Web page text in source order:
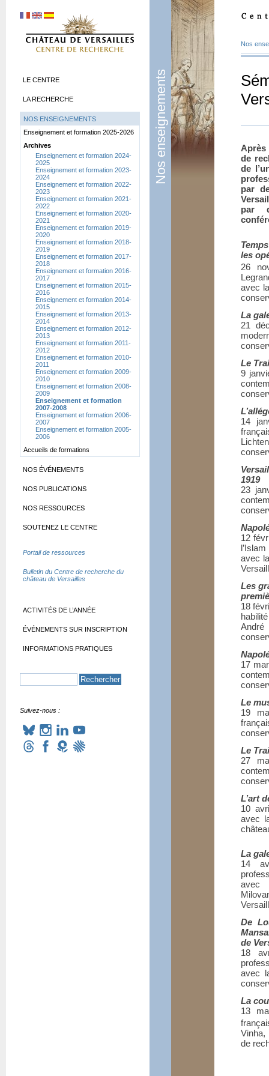
Nos enseignements
Nos
Après
de
de
par
par
les
26
avec
La
21
Le
9
14
1919
23
12
avec
Les
18
17
Le
19
Le
27
L’art
10
avec
La
14
avec
De
de
18
avec
La
13
Vinha,
de
LE CENTRE
LA RECHERCHE
NOS ENSEIGNEMENTS
Enseignement et formation 2025-2026
Archives
Enseignement et formation 2024-
2025
Enseignement et formation 2023-
2024
Enseignement et formation 2022-
2023
Enseignement et formation 2021-
2022
Enseignement et formation 2020-
2021
Enseignement et formation 2019-
2020
Enseignement et formation 2018-
2019
Enseignement et formation 2017-
2018
Enseignement et formation 2016-
2017
Enseignement et formation 2015-
2016
Enseignement et formation 2014-
2015
Enseignement et formation 2013-
2014
Enseignement et formation 2012-
2013
Enseignement et formation 2011-
2012
Enseignement et formation 2010-
2011
Enseignement et formation 2009-
2010
Enseignement et formation 2008-
2009
Enseignement et formation
2007-2008
Enseignement et formation 2006-
2007
Enseignement et formation 2005-
2006
Accueils de formations
NOS ÉVÉNEMENTS
NOS PUBLICATIONS
NOS RESSOURCES
SOUTENEZ LE CENTRE
Portail de ressources
Bulletin du Centre de recherche du
château de Versailles
ACTIVITÉS DE L’ANNÉE
ÉVÉNEMENTS SUR INSCRIPTION
INFORMATIONS PRATIQUES
Suivez-nous :